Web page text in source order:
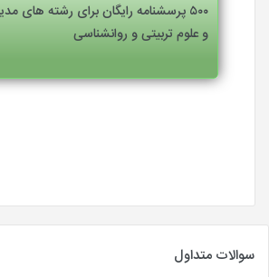
۵۰۰ پرسشنامه رایگان برای رشته های
و علوم تربیتی و روانشناسی
سوالات متداول